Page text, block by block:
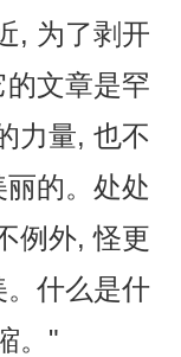
, 为了剥开
文章是罕
力量, 也不
的。处处
例外, 怪更
什么是什
。"